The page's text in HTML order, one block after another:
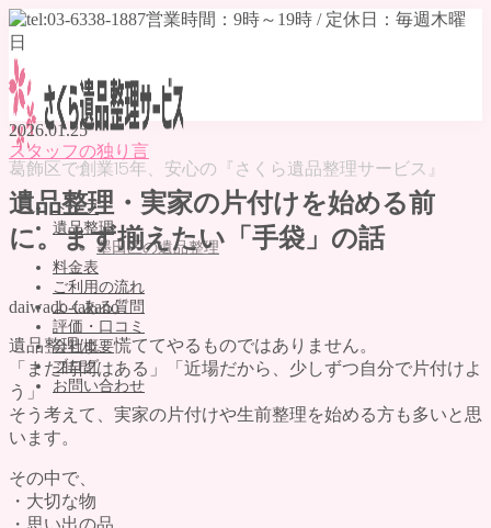
葛飾区で創業15年、安心の『さくら遺品整理サービス』
トップ
遺品整理
墨田区の遺品整理
料金表
ご利用の流れ
よくある質問
評価・口コミ
会社概要
ブログ
お問い合わせ
MENU
遺品整理
2026.01.25
スタッフの独り言
遺品整理・実家の片付けを始める前
に。まず揃えたい「手袋」の話
daiwado-takano
遺品整理は、慌ててやるものではありません。
「まだ時間はある」「近場だから、少しずつ自分で片付けよ
う」
そう考えて、実家の片付けや生前整理を始める方も多いと思
います。
その中で、
・大切な物
・思い出の品